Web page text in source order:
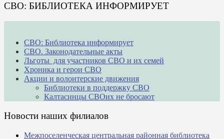
СВО: БИБЛИОТЕКА ИНФОРМИРУЕТ
СВО: Библиотека информирует
СВО. Законодательные акты
Льготы для участников СВО и их семей
Хроника и герои СВО
Акции и волонтерские движения
Библиотеки в поддержку СВО
Калтасинцы СВОих не бросают
Новости наших филиалов
Межпоселенческая центральная районная библиотека